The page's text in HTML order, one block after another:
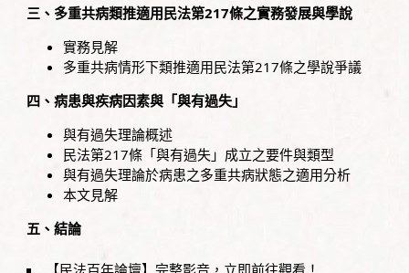
三、多重共病類推適用民法第217條之實務發展與學說
實務見解
多重共病情形下類推適用民法第217條之學說爭議
四、病患與疾病因素與「與有過失」
與有過失理論概述
民法第217條「與有過失」成立之要件與類型
與有過失理論於病患之多重共病狀態之適用分析
本文見解
五、結論
【民法百年論壇】完整影音，立即前往觀看！